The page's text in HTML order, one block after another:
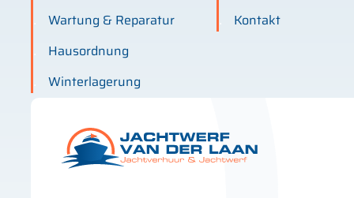
Wartung & Reparatur
Hausordnung
Winterlagerung
Kontakt